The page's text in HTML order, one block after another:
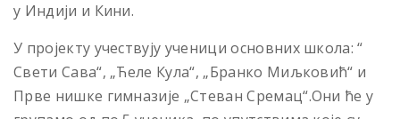
у Индији и Кини.
У пројекту учествују ученици основних школа: “
Свети Сава“, „Ћеле Кула“, „Бранко Миљковић“ и
Прве нишке гимназије „Стеван Сремац“.Они ће у